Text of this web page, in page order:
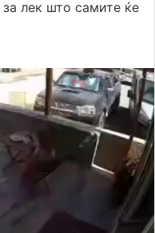
лек што самите ќе